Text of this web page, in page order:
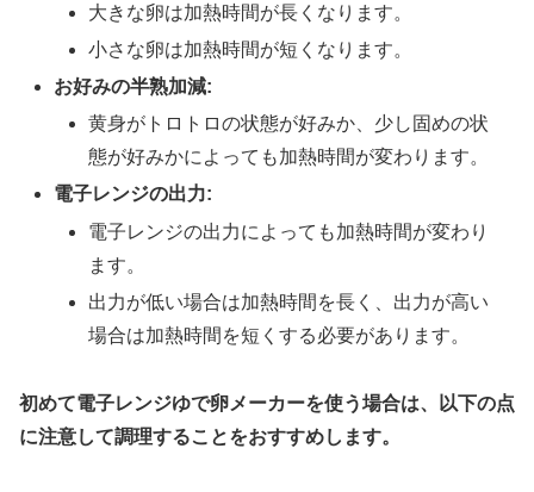
大きな卵は加熱時間が長くなります。
小さな卵は加熱時間が短くなります。
お好みの半熟加減:
黄身がトロトロの状態が好みか、少し固めの状
態が好みかによっても加熱時間が変わります。
電子レンジの出力:
電子レンジの出力によっても加熱時間が変わり
ます。
出力が低い場合は加熱時間を長く、出力が高い
場合は加熱時間を短くする必要があります。
初めて電子レンジゆで卵メーカーを使う場合は、以下の点
に注意して調理することをおすすめします。